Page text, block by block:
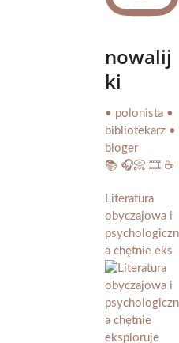
nowalij
ki
• polonista •
bibliotekarz •
bloger
📚 🎧📀 🎞️ ☕️
Literatura
obyczajowa i
psychologiczn
a chętnie eks